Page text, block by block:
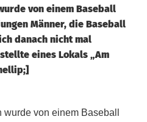
von einem Baseball
Männer, die Baseball
danach nicht mal
eines Lokals „Am